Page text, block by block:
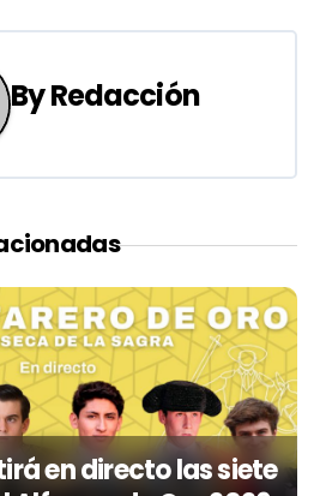
ByRedacción
en directo las siete